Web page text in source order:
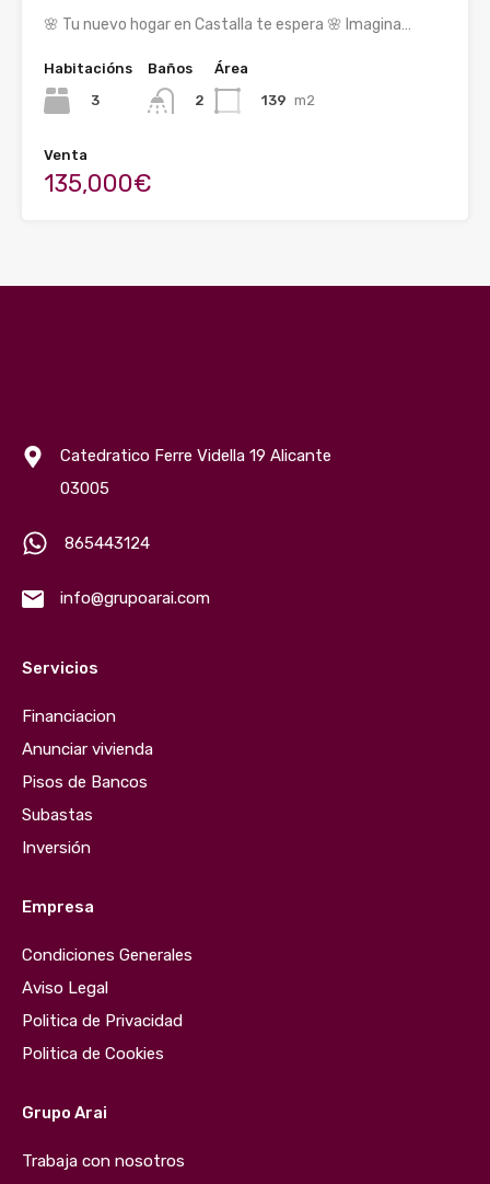
🌸 Tu nuevo hogar en Castalla te espera 🌸 Imagina…
Habitacións
3
Baños
2
Área
139 m2
Venta
135,000€
Catedratico Ferre Vidella 19 Alicante
03005
865443124
info@grupoarai.com
Servicios
Financiacion
Anunciar vivienda
Pisos de Bancos
Subastas
Inversión
Empresa
Condiciones Generales
Aviso Legal
Politica de Privacidad
Politica de Cookies
Grupo Arai
Trabaja con nosotros